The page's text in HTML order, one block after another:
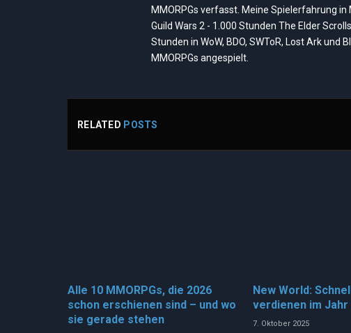
MMORPGs verfasst. Meine Spielerfahrung in
Guild Wars 2 - 1.000 Stunden The Elder
Stunden in WoW, BDO, SWToR, Lost Ark
MMORPGs angespielt.
RELATED POSTS
Alle 10 MMORPGs, die 2026
schon erschienen sind – und wo
sie gerade stehen
New World:
verdienen im Jahr
7. Oktober 2025